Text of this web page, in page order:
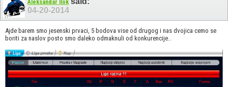
Aleksandar Ilok
04-20-2014
Ajde barem smo jesenski prvaci, 5 bodova vise od drugog i nas dvojica cemo se
boriti za naslov posto smo daleko odmaknuli od konkurencije..